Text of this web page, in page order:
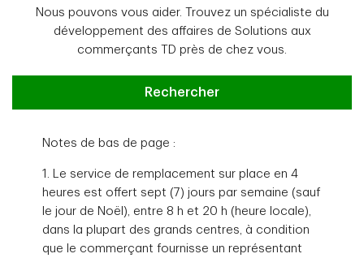
Nous pouvons vous aider. Trouvez un spécialiste du
développement des affaires de Solutions aux
commerçants TD près de chez vous.
Trouver un spécialiste du
Rechercher
Notes de bas de page :
1. Le service de remplacement sur place en 4
heures est offert sept (7) jours par semaine (sauf
le jour de Noël), entre 8 h et 20 h (heure locale),
dans la plupart des grands centres, à condition
que le commerçant fournisse un représentant